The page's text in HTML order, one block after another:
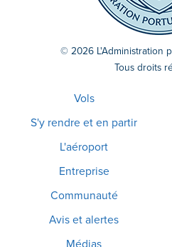
© 2026 L'Administration
Tous droits
Vols
S'y rendre et en partir
L'aéroport
Entreprise
Communauté
Avis et alertes